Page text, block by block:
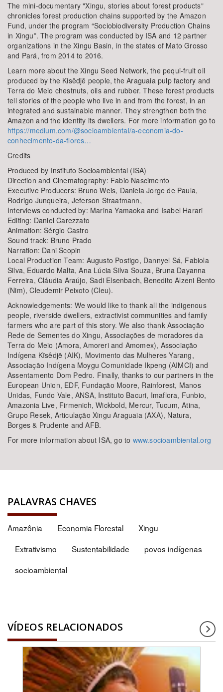
The mini-documentary "Xingu, stories about forest products"
chronicles forest production chains supported by the Amazon
Fund, under the program “Sociobiodiversity Production Chains
in Xingu”. The program was conducted by ISA and 12 partner
organizations in the Xingu Basin, in the states of Mato Grosso
and Pará, from 2014 to 2016.
Learn more about the Xingu Seed Network, the pequi-fruit oil
produced by the Kisêdjê people, the Araguaia pulp factory and
Terra do Meio chestnuts, oils and rubber. These forest products
tell stories of the people who live in and from the forest, in an
integrated and sustainable manner. They strengthen both the
Amazon and the identity its dwellers. For more information go to
https://medium.com/@socioambiental/a-economia-do-
conhecimento-da-flores…
Credits
Produced by Instituto Socioambiental (ISA)
Direction and Cinematography: Fabio Nascimento
Executive Producers: Bruno Weis, Daniela Jorge de Paula,
Rodrigo Junqueira, Jeferson Straatmann,
Interviews conducted by: Marina Yamaoka and Isabel Harari
Editing: Daniel Carezzato
Animation: Sérgio Castro
Sound track: Bruno Prado
Narration: Dani Scopin
Local Production Team: Augusto Postigo, Dannyel Sá, Fabiola
Silva, Eduardo Malta, Ana Lúcia Silva Souza, Bruna Dayanna
Ferreira, Cláudia Araújo, Sadi Elsenbach, Benedito Alzeni Bento
(Nim), Cleudemir Peixoto (Cleu).
Acknowledgements: We would like to thank all the indigenous
people, riverside dwellers, extractivist communities and family
farmers who are part of this story. We also thank Associação
Rede de Sementes do Xingu, Associações de moradores da
Terra do Meio (Amora, Amoreri and Amomex), Associação
Indígena Kĩsêdjẽ (AIK), Movimento das Mulheres Yarang,
Associação Indígena Moygu Comunidade Ikpeng (AIMCI) and
Assentamento Dom Pedro. Finally, thanks to our partners in the
European Union, EDF, Fundação Moore, Rainforest, Manos
Unidas, Fundo Vale, ANSA, Instituto Bacuri, Imaflora, Funbio,
Amazonia Live, Firmenich, Wickbold, Mercur, Tucum, Atina,
Grupo Resek, Articulação Xingu Araguaia (AXA), Natura,
Borges & Prudente and AFB.
For more information about ISA, go to www.socioambiental.org
PALAVRAS CHAVES
Amazônia Economia Florestal
Xingu
Extrativismo
Sustentabilidade
povos indígenas
socioambiental
VÍDEOS RELACIONADOS